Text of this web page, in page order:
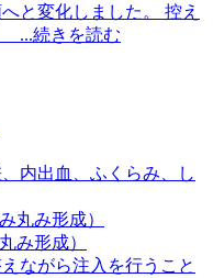
と変化しました。 ⁡控え
...続きを読む
内出血、ふくらみ、し
み形成）
ながら注入を行うこと